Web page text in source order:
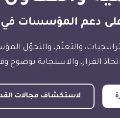
دعم المؤسسات في
والتعلّم، والتحوّل
القرار، والاستجابة بوضوح
لاستكشاف مجالات